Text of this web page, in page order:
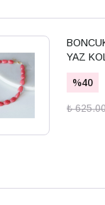
YAZ
%40
₺